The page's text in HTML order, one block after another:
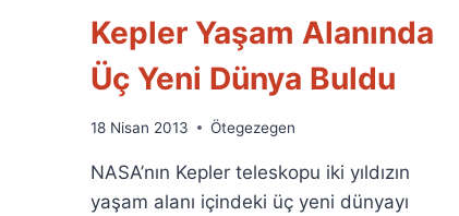
Kepler Yaşam Alanında
Üç Yeni Dünya Buldu
By
Fuat
Özyar
18 Nisan 2013 Ötegezegen
NASA’nın Kepler teleskopu iki yıldızın
yaşam alanı içindeki üç yeni dünyayı